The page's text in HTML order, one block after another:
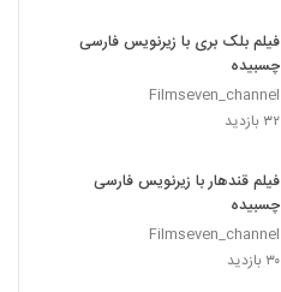
فیلم بلک بری با زیرنویس فارسی
چسبیده
Filmseven_channel
۳۲ بازدید
فیلم قندهار با زیرنویس فارسی
چسبیده
Filmseven_channel
۳۰ بازدید